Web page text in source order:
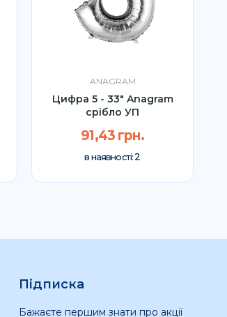
ANAGRAM
Цифра 5 - 33" Anagram
срібло УП
91,43 грн.
в наявності:2
Підписка
Бажаєте першим знати про акції